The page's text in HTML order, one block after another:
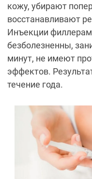
кожу, убирают
восстанавливают
Инъекции
безболезненны,
минут, не имеют
эффектов.
течение года.